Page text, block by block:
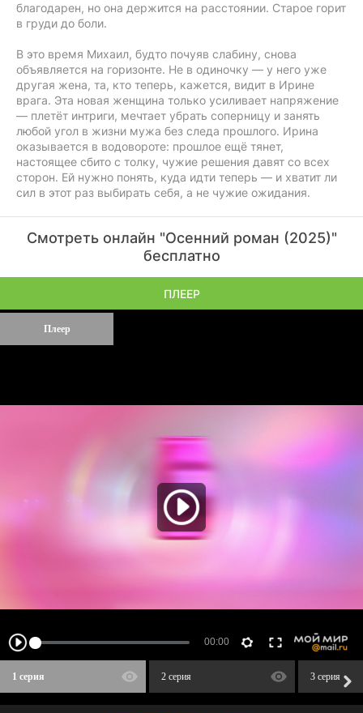
благодарен, но она держится на расстоянии. Старое горит
в груди до боли.
В это время Михаил, будто почуяв слабину, снова
объявляется на горизонте. Не в одиночку — у него уже
другая жена, та, кто теперь, кажется, видит в Ирине
врага. Эта новая женщина только усиливает напряжение
— плетёт интриги, мечтает убрать соперницу и занять
любой угол в жизни мужа без следа прошлого. Ирина
оказывается в водовороте: прошлое ещё тянет,
настоящее сбито с толку, чужие решения давят со всех
сторон. Ей нужно понять, куда идти теперь — и хватит ли
сил в этот раз выбирать себя, а не чужие ожидания.
Смотреть онлайн "Осенний роман (2025)"
бесплатно
ПЛЕЕР
Плеер
1 серия 2 серия 3 серия